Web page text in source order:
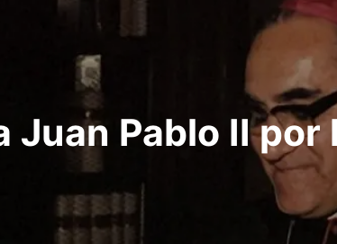
Juan Pablo II